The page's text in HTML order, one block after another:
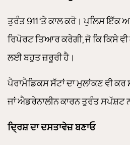
ਤੁਰੰਤ 911 ‘ਤੇ ਕਾਲ ਕਰੋ। ਪੁਲਿਸ ਇੱਕ
ਰਿਪੋਰਟ ਤਿਆਰ ਕਰੇਗੀ, ਜੋ ਕਿ ਕਿਸੇ ਵੀ
ਲਈ ਬਹੁਤ ਜ਼ਰੂਰੀ ਹੈ।
ਪੈਰਾਮੈਡਿਕਸ ਸੱਟਾਂ ਦਾ ਮੁਲਾਂਕਣ ਵੀ
ਜਾਂ ਐਡਰੇਨਾਲੀਨ ਕਾਰਨ ਤੁਰੰਤ ਸਪੱਸ਼ਟ
ਦ੍ਰਿਸ਼ ਦਾ ਦਸਤਾਵੇਜ਼ ਬਣਾਓ